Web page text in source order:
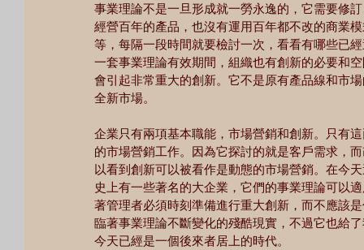
事業理論不是一旦形成就一勞永逸的，它需要修
經營百年的產品，也沒有運用百年都不改的商業
等，每隔一段時間就要檢討一次，看看有哪些已
一套事業理論有效期間，組織也有創新的必要和
會引起非常重大的創新。它不是原有產品線和市
全新市場。
企業只有兩項基本職能，市場營銷和創新。只有
的市場營銷工作。因為它探討的就是客戶需求，
以看到創新可以被看作是動態的市場營銷。在今
史上有一些著名的大企業，它們的事業理論可以
著管理者必須時刻準備進行重大創新，而不應該
臨著事業理論不斷變化的殘酷現實，不過它也給
今天已經是一個後來者居上的時代。